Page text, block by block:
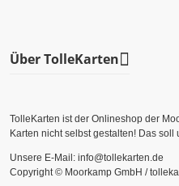
Über TolleKarten
TolleKarten ist der Onlineshop der
Karten nicht selbst gestalten! Das soll
Unsere E-Mail: info@tollekarten.de
Copyright © Moorkamp GmbH /